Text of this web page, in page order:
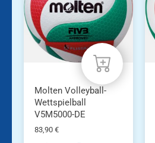
Molten Volleyball-
Wettspielball
V5M5000-DE
83,90 €